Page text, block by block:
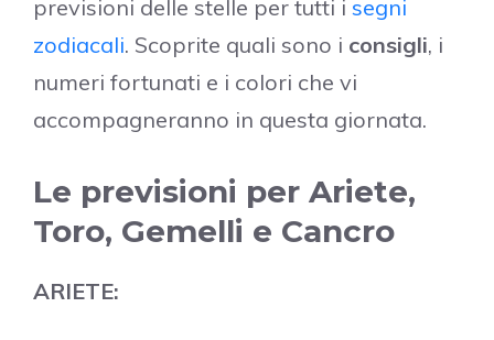
previsioni delle stelle per tutti i segni
zodiacali. Scoprite quali sono i consigli, i
numeri fortunati e i colori che vi
accompagneranno in questa giornata.
Le previsioni per Ariete,
Toro, Gemelli e Cancro
ARIETE: